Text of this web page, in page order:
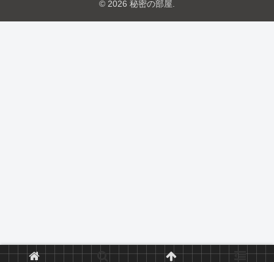
© 2026 秘密の部屋.